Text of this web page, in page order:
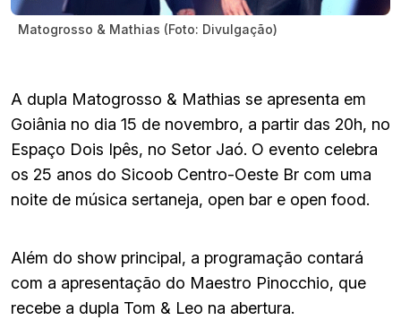
Matogrosso & Mathias (Foto: Divulgação)
A dupla Matogrosso & Mathias se apresenta em
Goiânia no dia 15 de novembro, a partir das 20h, no
Espaço Dois Ipês, no Setor Jaó. O evento celebra
os 25 anos do Sicoob Centro-Oeste Br com uma
noite de música sertaneja, open bar e open food.
Além do show principal, a programação contará
com a apresentação do Maestro Pinocchio, que
recebe a dupla Tom & Leo na abertura.